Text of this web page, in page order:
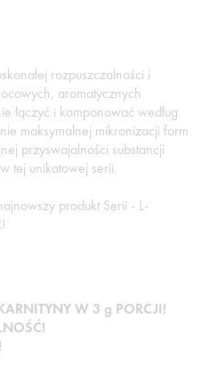
rozpuszczalności i
aromatycznych
łączyć i komponować według
maksymalnej mikronizacji form
przyswajalności substancji
tej unikatowej serii.
produkt Serii - L-
W 3 g PORCJI!